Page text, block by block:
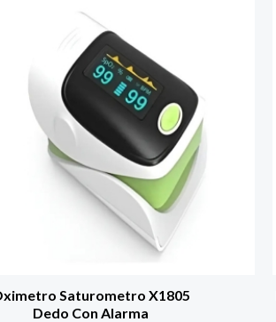
Saturometro X1805
Dedo Con Alarma